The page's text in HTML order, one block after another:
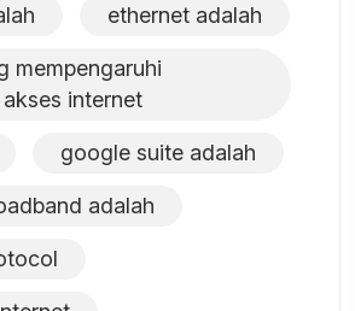
ethernet adalah
mempengaruhi
internet
google suite adalah
adalah